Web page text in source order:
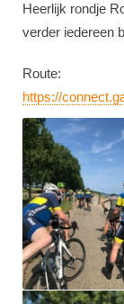
Heerlijk rondje
verder iedereen
Route:
https://